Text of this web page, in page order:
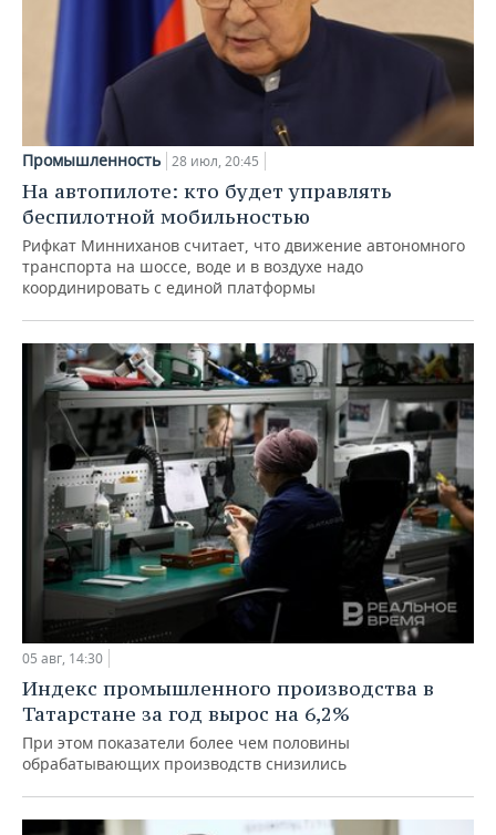
Промышленность 28 июл, 20:45
На автопилоте: кто будет управлять
беспилотной мобильностью
Рифкат Минниханов считает, что движение автономного
транспорта на шоссе, воде и в воздухе надо
координировать с единой платформы
05 авг, 14:30
Индекс промышленного производства в
Татарстане за год вырос на 6,2%
При этом показатели более чем половины
обрабатывающих производств снизились